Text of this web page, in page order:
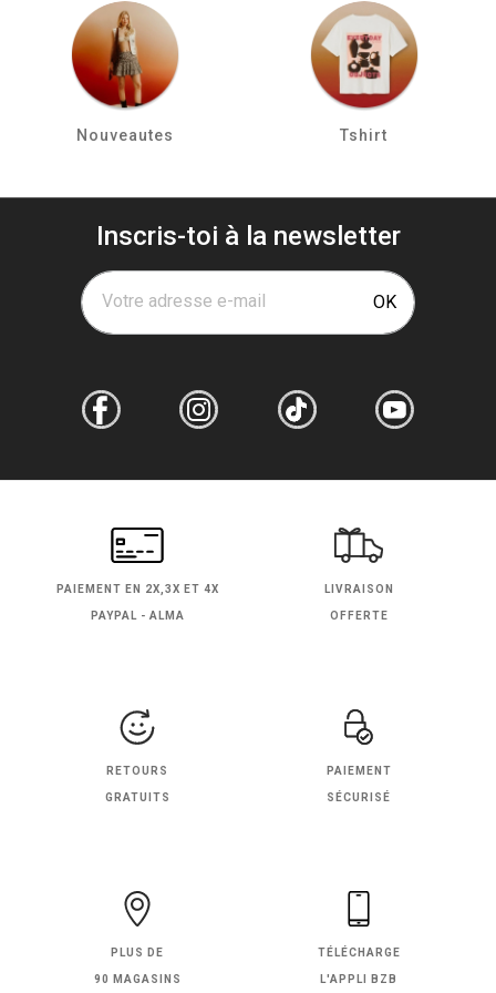
Nouveautes Tshirt
Inscris-toi à la newsletter
Votre adresse e-mail OK
PAIEMENT EN 2X,3X ET 4X
PAYPAL - ALMA
LIVRAISON
OFFERTE
RETOURS
GRATUITS
PAIEMENT
SÉCURISÉ
PLUS DE
90 MAGASINS
TÉLÉCHARGE
L'APPLI BZB